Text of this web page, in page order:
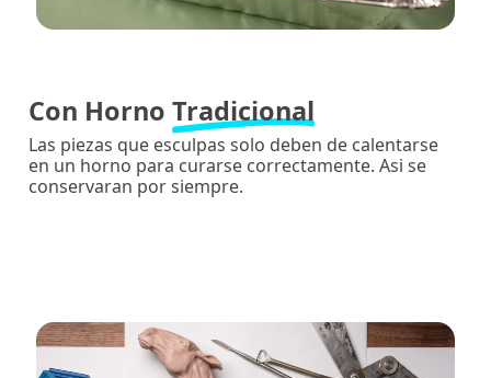
Con Horno Tradicional
Las piezas que esculpas solo deben de calentarse
en un horno para curarse correctamente. Asi se
conservaran por siempre.